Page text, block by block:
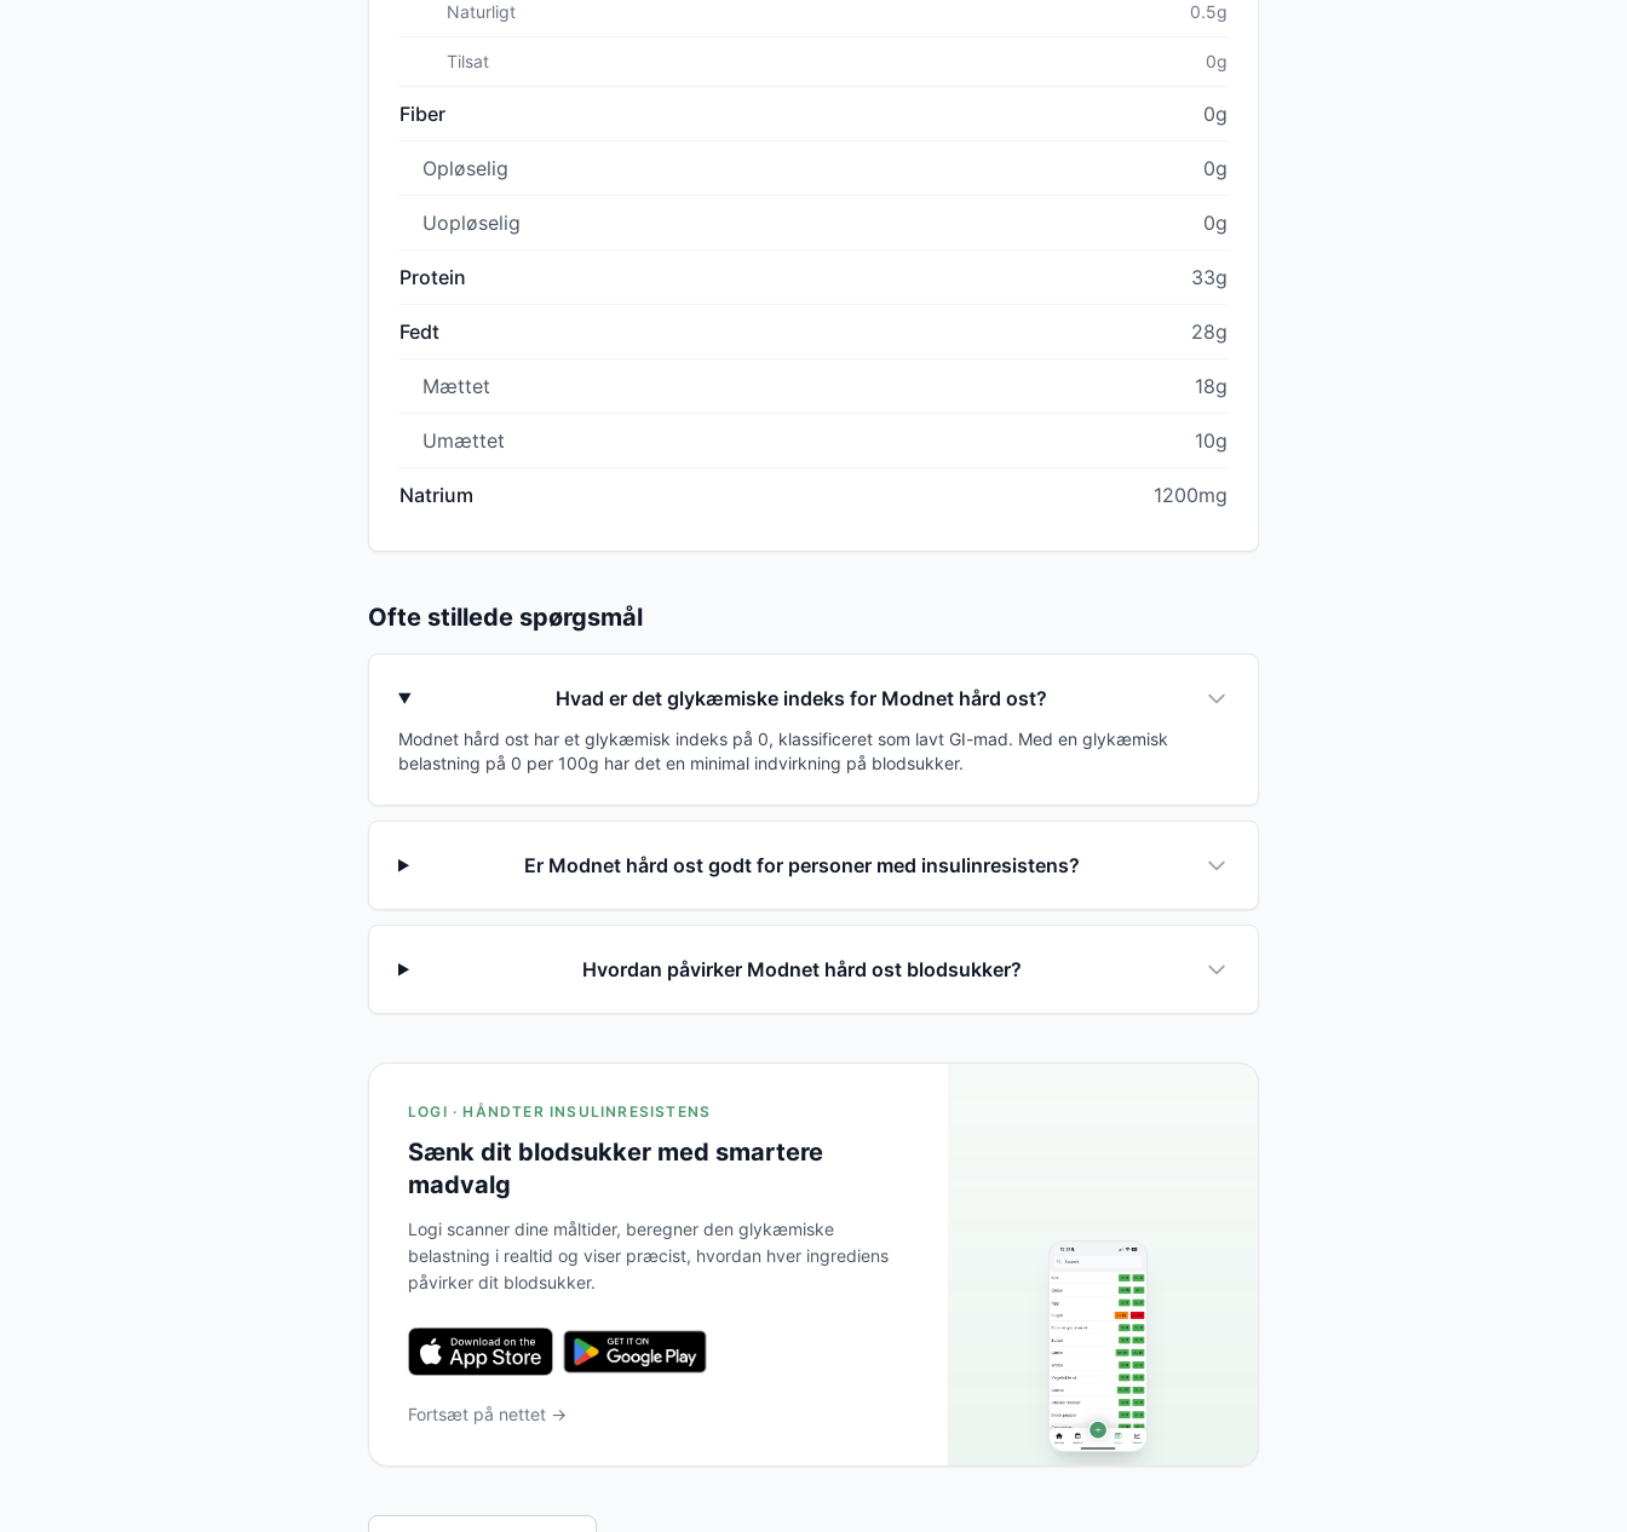
Naturligt 0.5g
Tilsat 0g
Fiber 0g
Opløselig 0g
Uopløselig 0g
Protein 33g
Fedt 28g
Mættet 18g
Umættet 10g
Natrium 1200mg
Ofte stillede spørgsmål
Hvad er det glykæmiske indeks for Modnet hård ost?
Modnet hård ost har et glykæmisk indeks på 0, klassificeret som lavt GI-mad. Med en glykæmisk
belastning på 0 per 100g har det en minimal indvirkning på blodsukker.
Er Modnet hård ost godt for personer med insulinresistens?
Hvordan påvirker Modnet hård ost blodsukker?
LOGI · HÅNDTER INSULINRESISTENS
Sænk dit blodsukker med smartere
madvalg
Logi scanner dine måltider, beregner den glykæmiske
belastning i realtid og viser præcist, hvordan hver ingrediens
påvirker dit blodsukker.
Fortsæt på nettet →